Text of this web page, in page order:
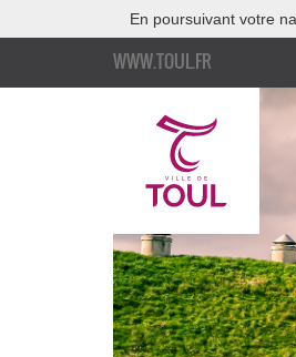
En poursuivant votre
WWW.TOUL.FR